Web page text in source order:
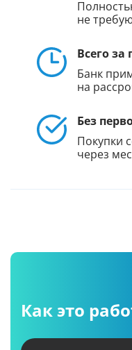
не
Всего за
Банк
на
Без
Покупки
через
Как это